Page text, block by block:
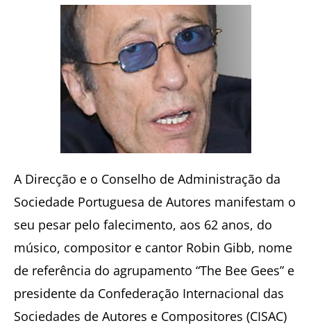
A Direcção e o Conselho de Administração da
Sociedade Portuguesa de Autores manifestam o
seu pesar pelo falecimento, aos 62 anos, do
músico, compositor e cantor Robin Gibb, nome
de referência do agrupamento “The Bee Gees” e
presidente da Confederação Internacional das
Sociedades de Autores e Compositores (CISAC)